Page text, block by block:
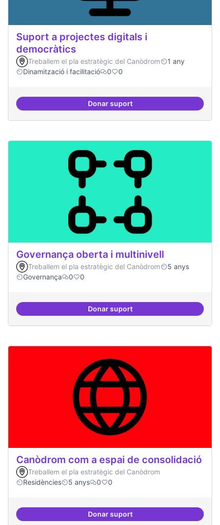
Suport a projectes digitals i
democràtics
Treballem el pla estratègic del Canòdrom
1 any
Dinamització i facilitació
0 0
Donar suportSuport a projectes digitals i
Governança oberta i multinivell
Treballem el pla estratègic del Canòdrom
5 anys
Governança
0 0
Donar suportGovernança oberta i multinivell
Canòdrom com a espai de consolidació
Treballem el pla estratègic del Canòdrom
Residències
5 anys 0 0
Donar suportCanòdrom com a espai de